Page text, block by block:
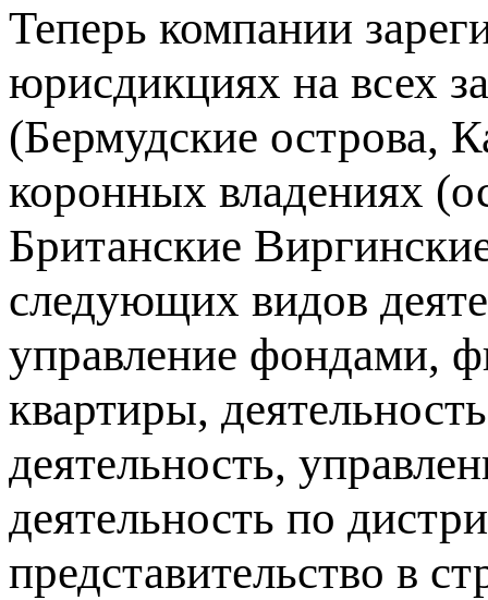
Теперь компании
юрисдикциях на всех
(Бермудские острова,
коронных владениях
Британские
следующих видов
управление фондами,
квартиры,
деятельность,
деятельность по
представительство в